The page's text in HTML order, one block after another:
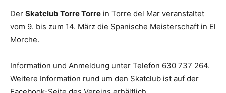
Der Skatclub Torre Torre in Torre del Mar veranstaltet
vom 9. bis zum 14. März die Spanische Meisterschaft in El
Morche.
Information und Anmeldung unter Telefon 630 737 264.
Weitere Information rund um den Skatclub ist auf der